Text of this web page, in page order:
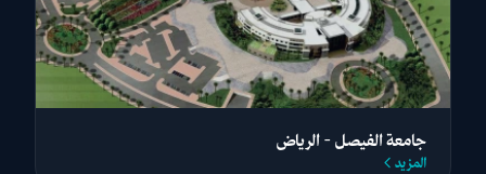
جامعة الفيصل - الرياض
المزيد